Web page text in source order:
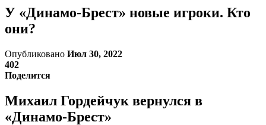
У «Динамо-Брест» новые игроки. Кто
они?
Опубликовано Июл 30, 2022
402
Поделится
Михаил Гордейчук вернулся в
«Динамо-Брест»